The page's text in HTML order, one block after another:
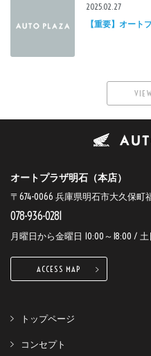
2025.02.27
【重要】オー
オートプラザ明石（本店）
〒674-0066 兵庫県明石市大久保町
078-936-0281
月曜日から金曜日 10:00～18:00 / 土
ACCESS MAP
トップページ
コンセプト